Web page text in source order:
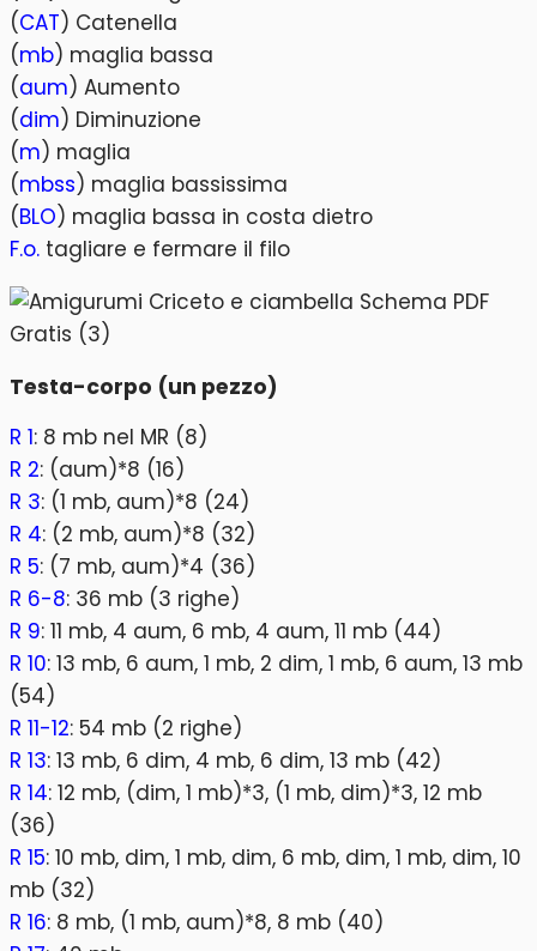
(CAT) Catenella
(mb) maglia bassa
(aum) Aumento
(dim) Diminuzione
(m) maglia
(mbss) maglia bassissima
(BLO) maglia bassa in costa dietro
F.o. tagliare e fermare il filo
Testa-corpo (un pezzo)
R 1: 8 mb nel MR (8)
R 2: (aum)*8 (16)
R 3: (1 mb, aum)*8 (24)
R 4: (2 mb, aum)*8 (32)
R 5: (7 mb, aum)*4 (36)
R 6-8: 36 mb (3 righe)
R 9: 11 mb, 4 aum, 6 mb, 4 aum, 11 mb (44)
R 10: 13 mb, 6 aum, 1 mb, 2 dim, 1 mb, 6 aum, 13 mb
(54)
R 11-12: 54 mb (2 righe)
R 13: 13 mb, 6 dim, 4 mb, 6 dim, 13 mb (42)
R 14: 12 mb, (dim, 1 mb)*3, (1 mb, dim)*3, 12 mb
(36)
R 15: 10 mb, dim, 1 mb, dim, 6 mb, dim, 1 mb, dim, 10
mb (32)
R 16: 8 mb, (1 mb, aum)*8, 8 mb (40)